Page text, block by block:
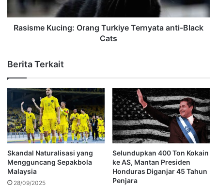
Rasisme Kucing: Orang Turkiye Ternyata anti-Black
Cats
Berita Terkait
Skandal Naturalisasi yang
Mengguncang Sepakbola
Malaysia
28/09/2025
Selundupkan 400 Ton Kokain
ke AS, Mantan Presiden
Honduras Diganjar 45 Tahun
Penjara